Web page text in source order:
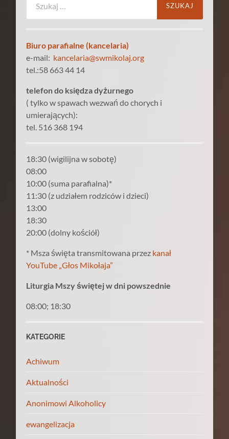
Biuro parafialne (kancelaria)
e-mail: kancelaria@swmikolaj.org
tel.:58 663 44 14
telefon do księdza dyżurnego
( tylko w spawach wezwań do chorych i
umierających):
tel. 516 368 194
18:30 (wigilijna w sobotę)
08:00
10:00 (suma parafialna)*
11:30 (z udziałem rodziców i dzieci)
13:00
18:30
20:00 (dolny kościół)
* Msza święta transmitowana przez kanał
YouTube „Głos Mikołaja”
Liturgia Mszy świętej w dni powszednie
08:00; 18:30
KATEGORIE
Achiwum
Aktualności
Anonimowi Alkoholicy
ewangelizacja